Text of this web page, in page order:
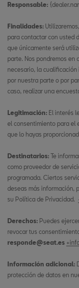
Responsable:
Finalidades:
para contactar con usted
que únicamente será
parte. Nos pondremos en
necesario, la
por nuestra parte o por
caso, realizar una
Legitimación: El interés
el consentimiento para el
que lo hayas
Destinatarios: Te
como proveedor de
programada. Ciertos
deseas más información,
su Política de Privacidad.
Derechos: Puedes
revocar tus
responde@seat.es
Información adicional:
protección de datos en